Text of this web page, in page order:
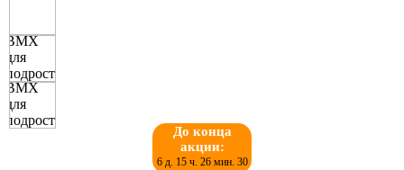
До конца
акции:
6 д. 15 ч. 26 мин. 30